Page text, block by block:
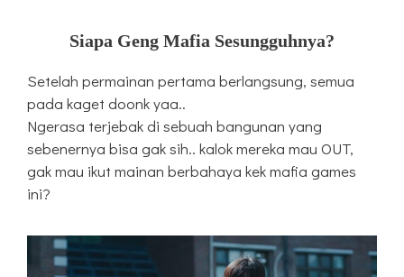
Siapa Geng Mafia Sesungguhnya?
Setelah permainan pertama berlangsung, semua
pada kaget doonk yaa..
Ngerasa terjebak di sebuah bangunan yang
sebenernya bisa gak sih.. kalok mereka mau OUT,
gak mau ikut mainan berbahaya kek mafia games
ini?